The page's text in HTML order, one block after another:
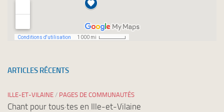
ARTICLES RÉCENTS
ILLE-ET-VILAINE / PAGES DE COMMUNAUTÉS
Chant pour tous·tes en Ille-et-Vilaine